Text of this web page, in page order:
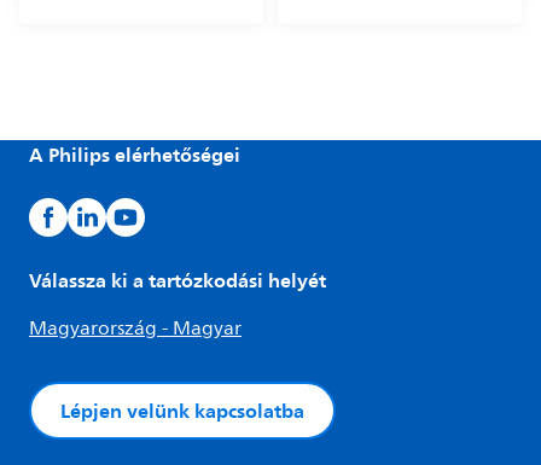
A Philips elérhetőségei
Válassza ki a tartózkodási helyét
Magyarország - Magyar
Lépjen velünk kapcsolatba